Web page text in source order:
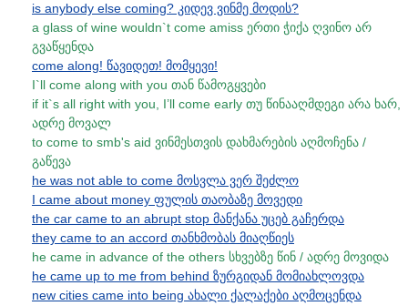
is anybody else coming? კიდევ ვინმე მოდის?
a glass of wine wouldn`t come amiss ერთი ჭიქა ღვინო არ
გვაწყენდა
come along! წავიდეთ! მომყევი!
I`ll come along with you თან წამოგყვები
if it`s all right with you, I’ll come early თუ წინააღმდეგი არა ხარ,
ადრე მოვალ
to come to smb's aid ვინმესთვის დახმარების აღმოჩენა /
გაწევა
he was not able to come მოსვლა ვერ შეძლო
I came about money ფულის თაობაზე მოვედი
the car came to an abrupt stop მანქანა უცებ გაჩერდა
they came to an accord თანხმობას მიაღწიეს
he came in advance of the others სხვებზე წინ / ადრე მოვიდა
he came up to me from behind ზურგიდან მომიახლოვდა
new cities came into being ახალი ქალაქები აღმოცენდა